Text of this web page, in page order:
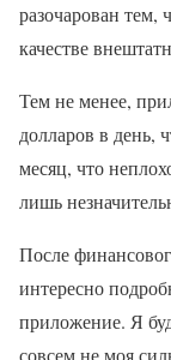
разочарован тем,
качестве
Тем не менее,
долларов в день,
месяц, что
лишь
После
интересно
приложение. Я